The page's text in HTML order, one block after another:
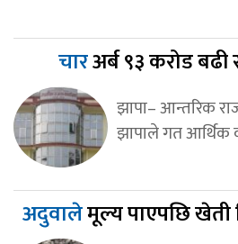
चारअर्ब ९३ करोड
झापा– आन्तरिक
झापाले गत आर्थिक
अदुवालेमूल्य पाएपछि खेती